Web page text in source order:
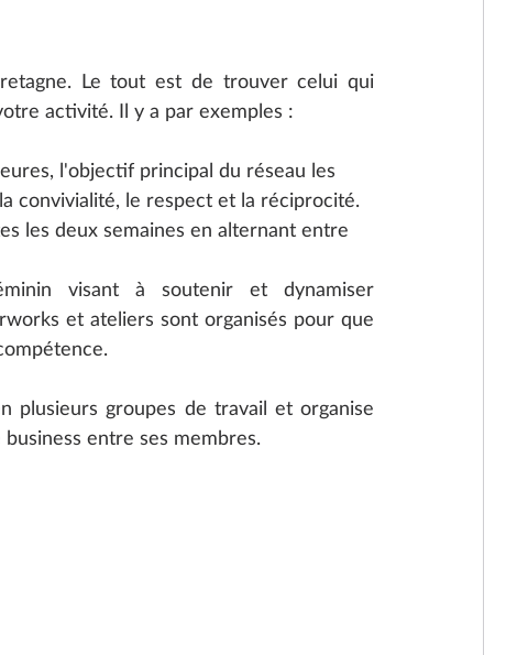
Le tout est de trouver celui qui
activité. Il y a par exemples :
l'objectif principal du réseau les
convivialité, le respect et la réciprocité.
les deux semaines en alternant entre
visant à soutenir et dynamiser
et ateliers sont organisés pour que
plusieurs groupes de travail et organise
entre ses membres.